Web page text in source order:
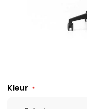
Bureaustoel
Kleur